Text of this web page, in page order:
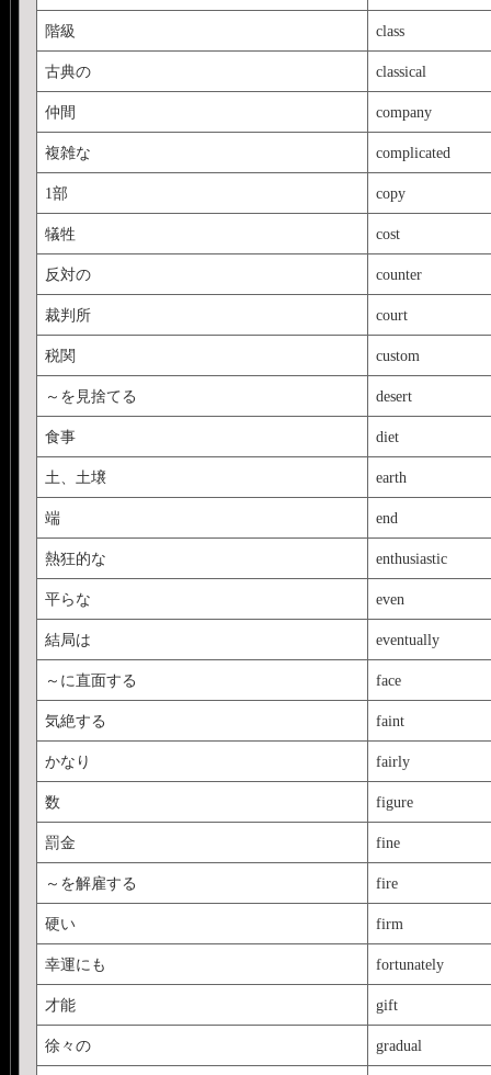
階級 class
古典の classical
仲間 company
複雑な complicated
1部 copy
犠牲 cost
反対の counter
裁判所 court
税関 custom
～を見捨てる desert
食事 diet
土、土壌 earth
端 end
熱狂的な enthusiastic
平らな even
結局は eventually
～に直面する face
気絶する faint
かなり fairly
数 figure
罰金 fine
～を解雇する fire
硬い firm
幸運にも fortunately
才能 gift
徐々の gradual